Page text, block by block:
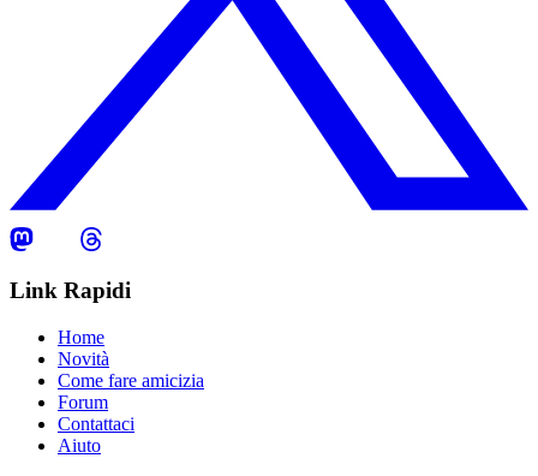
Link Rapidi
Home
Novità
Come fare amicizia
Forum
Contattaci
Aiuto